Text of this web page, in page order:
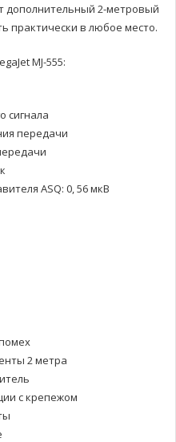
дополнительный 2-метровый
практически в любое место.
MJ-555:
сигнала
передачи
ASQ: 0, 56 мкВ
2 метра
с крепежом